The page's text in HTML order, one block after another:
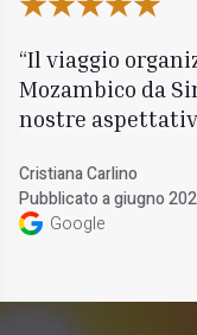
Il viaggio
Mozambico da
nostre
Cristiana Carlino
Pubblicato a giugno
Google